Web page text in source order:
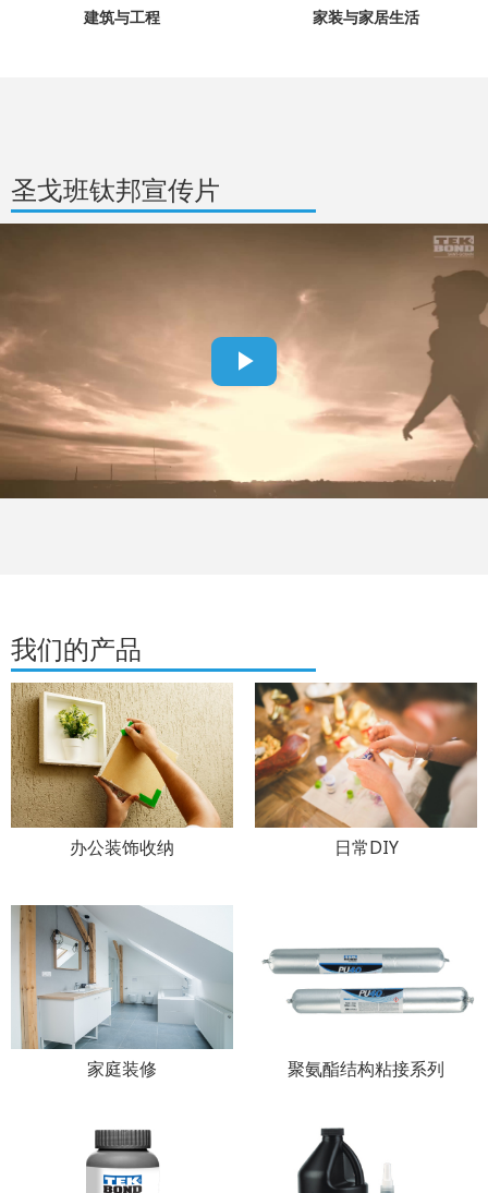
建筑与工程 家装与家居生活
圣戈班钛邦宣传片
Play
Video
我们的产品
办公装饰收纳 日常DIY
家庭装修 聚氨酯结构粘接系列